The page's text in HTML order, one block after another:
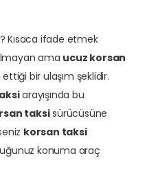
? Kısaca ifade etmek
ama ucuz korsan
ettiği bir ulaşım şeklidir.
arayışında bu
taksisürücüsüne
korsan taksi
konuma araç